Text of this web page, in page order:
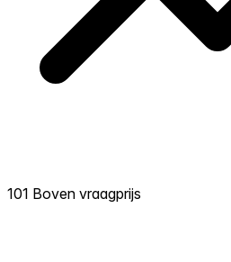
101 Boven vraagprijs